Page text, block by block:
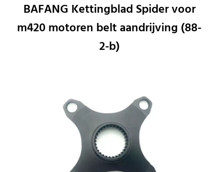
BAFANG Kettingblad Spider voor
m420 motoren belt aandrijving (88-
2-b)